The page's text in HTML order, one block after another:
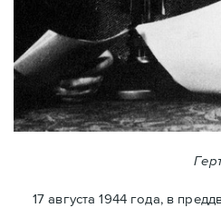
17 августа 1944 года, в